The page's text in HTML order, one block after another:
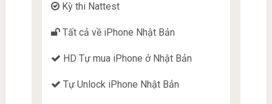
Kỳ thi Nattest
Tất cả về iPhone Nhật Bản
HD Tự mua iPhone ở Nhật Bản
Tự Unlock iPhone Nhật Bản